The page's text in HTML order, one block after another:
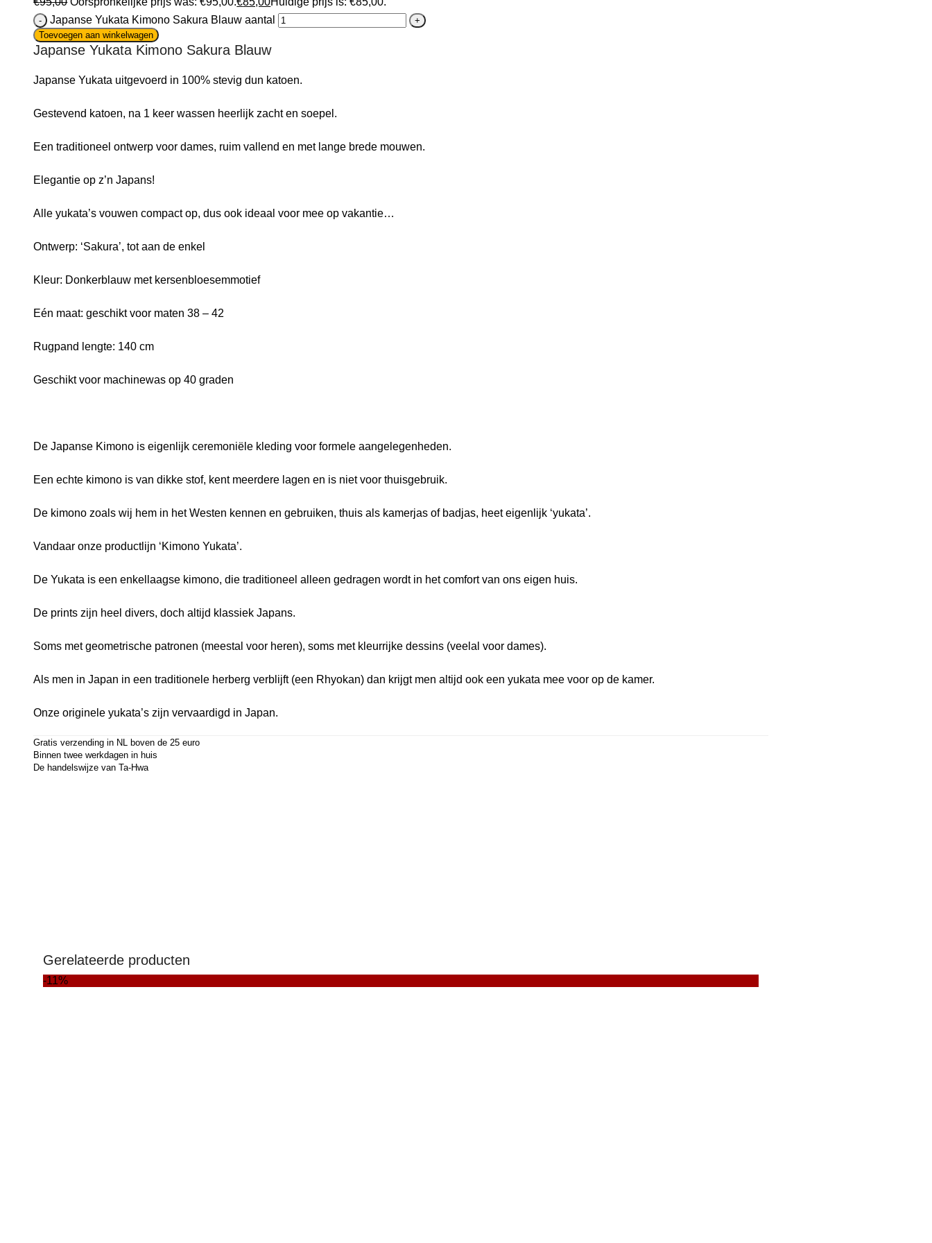
Japanse Yukata Kimono Sakura Blauw aantal
Toevoegen aan winkelwagen
Japanse Yukata Kimono Sakura Blauw
Japanse Yukata uitgevoerd in 100% stevig dun katoen.
Gestevend katoen, na 1 keer wassen heerlijk zacht en soepel.
Een traditioneel ontwerp voor dames, ruim vallend en met lange brede mouwen.
Elegantie op z’n Japans!
Alle yukata’s vouwen compact op, dus ook ideaal voor mee op vakantie…
Ontwerp: ‘Sakura’, tot aan de enkel
Kleur: Donkerblauw met kersenbloesemmotief
Eén maat: geschikt voor maten 38 – 42
Rugpand lengte: 140 cm
Geschikt voor machinewas op 40 graden
De Japanse Kimono is eigenlijk ceremoniële kleding voor formele aangelegenheden.
Een echte kimono is van dikke stof, kent meerdere lagen en is niet voor thuisgebruik.
De kimono zoals wij hem in het Westen kennen en gebruiken, thuis als kamerjas of badjas, heet eigenlijk ‘yukata’.
Vandaar onze productlijn ‘Kimono Yukata’.
De Yukata is een enkellaagse kimono, die traditioneel alleen gedragen wordt in het comfort van ons eigen huis.
De prints zijn heel divers, doch altijd klassiek Japans.
Soms met geometrische patronen (meestal voor heren), soms met kleurrijke dessins (veelal voor dames).
Als men in Japan in een traditionele herberg verblijft (een Rhyokan) dan krijgt men altijd ook een yukata mee voor op de kamer.
Onze originele yukata’s zijn vervaardigd in Japan.
Gratis verzending in NL boven de 25 euro
Binnen twee werkdagen in huis
De handelswijze van Ta-Hwa
Gerelateerde producten
-11%